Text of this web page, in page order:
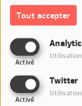
Tout accepter
Activé
Twitter
Activé